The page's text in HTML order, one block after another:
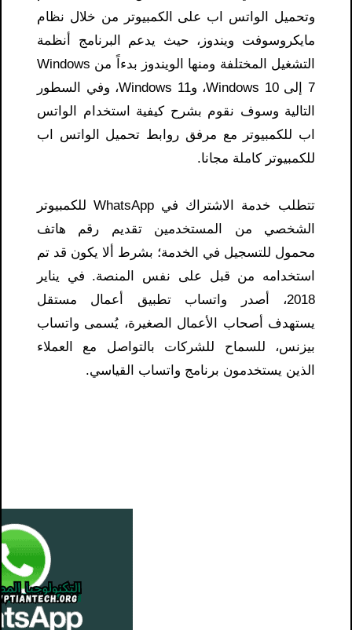
وتحميل الواتس اب على الكمبيوتر من خلال نظام
مايكروسوفت ويندوز، حيث يدعم البرنامج أنظمة
التشغيل المختلفة ومنها الويندوز بدءاً من Windows
7 إلى Windows 10، وWindows 11، وفي السطور
التالية وسوف نقوم بشرح كيفية استخدام الواتس
اب للكمبيوتر مع مرفق روابط تحميل الواتس اب
للكمبيوتر كاملة مجانا.
تتطلب خدمة الاشتراك في WhatsApp للكمبيوتر
الشخصي من المستخدمين تقديم رقم هاتف
محمول للتسجيل في الخدمة؛ بشرط ألا يكون قد تم
استخدامه من قبل على نفس المنصة. في يناير
2018، أصدر واتساب تطبيق أعمال مستقل
يستهدف أصحاب الأعمال الصغيرة، يُسمى واتساب
بيزنس، للسماح للشركات بالتواصل مع العملاء
الذين يستخدمون برنامج واتساب القياسي.